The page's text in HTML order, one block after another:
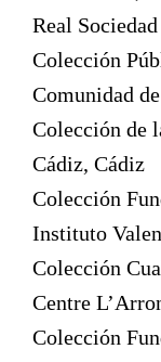
Real
Colección
Comunidad
Colección de
Cádiz, Cádiz
Colección
Instituto
Colección
Centre
Colección